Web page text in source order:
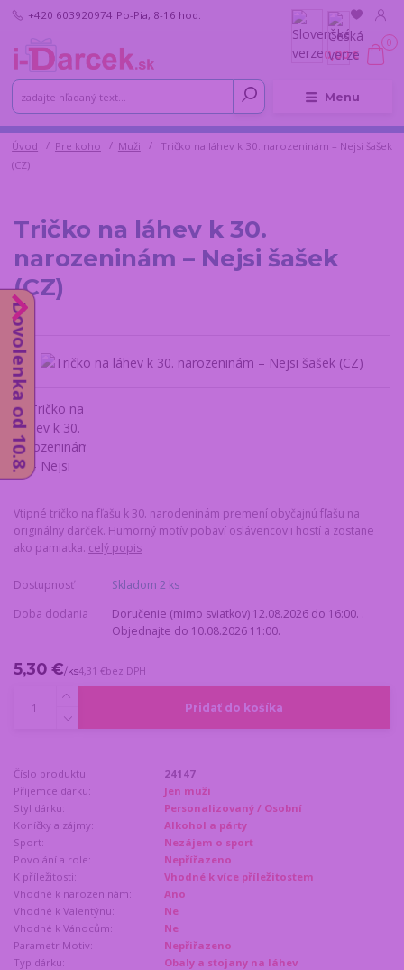
Menu
+420 603920974 Po-Pia, 8-16 hod.
0
0,00 €
Úvod Pre koho Muži
Tričko na láhev k 30. narozeninám – Nejsi šašek
(CZ)
Tričko na láhev k 30.
narozeninám – Nejsi šašek
(CZ)
Vtipné tričko na fľašu k 30. narodeninám premení obyčajnú fľašu na
originálny darček. Humorný motív pobaví oslávencov i hostí a zostane
ako pamiatka. celý popis
Dostupnosť
Skladom 2 ks
Doba dodania
Doručenie (mimo sviatkov) 12.08.2026 do 16:00. .
Objednajte do 10.08.2026 11:00.
5,30 €/ks4,31 €bez DPH
Pridať do košíka
Číslo produktu:
24147
Příjemce dárku:
Jen muži
Styl dárku:
Personalizovaný / Osobní
Koníčky a zájmy:
Alkohol a párty
Sport:
Nezájem o sport
Povolání a role:
Nepřířazeno
K příležitosti:
Vhodné k více příležitostem
Vhodné k narozeninám:
Ano
Vhodné k Valentýnu:
Ne
Vhodné k Vánocům:
Ne
Parametr Motiv:
Nepřiřazeno
Typ dárku:
Obaly a stojany na láhev
Dovolenka od 10.8.